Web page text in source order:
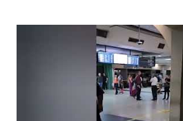
comunicação, a correção da
publicação, a adequação das
português ou tipografia. É uma das
uma redação, pois também avalia a
informações fornecidas pelos